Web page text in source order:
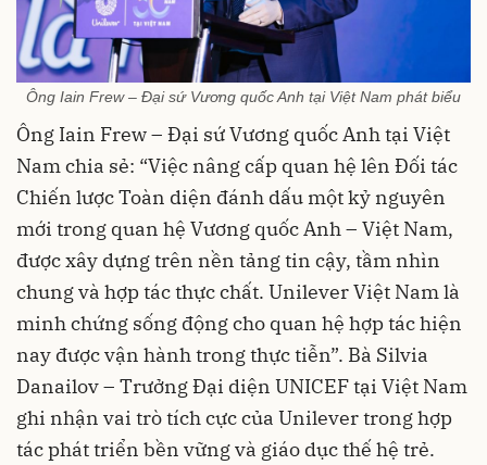
Ông Iain Frew – Đại sứ Vương quốc Anh tại Việt Nam phát biểu
Ông Iain Frew – Đại sứ Vương quốc Anh tại Việt
Nam chia sẻ: “Việc nâng cấp quan hệ lên Đối tác
Chiến lược Toàn diện đánh dấu một kỷ nguyên
mới trong quan hệ Vương quốc Anh – Việt Nam,
được xây dựng trên nền tảng tin cậy, tầm nhìn
chung và hợp tác thực chất. Unilever Việt Nam là
minh chứng sống động cho quan hệ hợp tác hiện
nay được vận hành trong thực tiễn”. Bà Silvia
Danailov – Trưởng Đại diện UNICEF tại Việt Nam
ghi nhận vai trò tích cực của Unilever trong hợp
tác phát triển bền vững và giáo dục thế hệ trẻ.